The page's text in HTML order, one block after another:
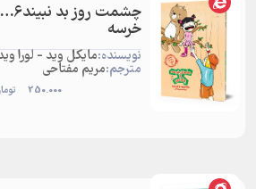
چشمت
خرسه
نویسنده:مایکل وید - لورا
مترجم:مریم مفتاحی
250.000